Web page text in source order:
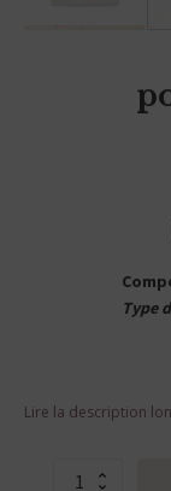
Type
Lire la description
quantité